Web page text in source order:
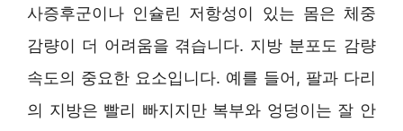
사증후군이나 인슐린 저항성이 있는 몸은 체중
감량이 더 어려움을 겪습니다. 지방 분포도 감량
속도의 중요한 요소입니다. 예를 들어, 팔과 다리
의 지방은 빨리 빠지지만 복부와 엉덩이는 잘 안